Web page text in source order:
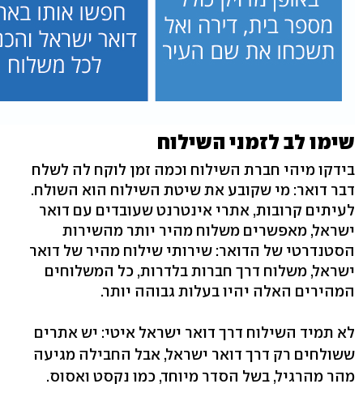
שימו לב לזמני השילוח
בידקו מיהי חברת השילוח וכמה זמן לוקח לה לשלח
דבר דואר: מי שקובע את שיטת השילוח הוא השולח.
לעיתים קרובות, אתרי אינטרנט שעובדים עם דואר
ישראל, מאפשרים משלוח מהיר יותר מהשירות
הסטנדרטי של הדואר: שירותי שילוח מהיר של דואר
ישראל, משלוח דרך חברות בלדרות, כל המשלוחים
המהירים האלה יהיו בעלות גבוהה יותר.
לא תמיד השילוח דרך דואר ישראל איטי: יש אתרים
ששולחים רק דרך דואר ישראל, אבל החבילה מגיעה
מהר מהרגיל, בשל הסדר מיוחד, כמו נקסט ואסוס.